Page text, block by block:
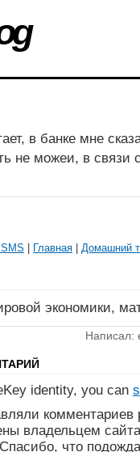
в банке мне
не можеи, в связи
Главная Домашний
экономики,
Написал:
identity, you can
владельцем
что